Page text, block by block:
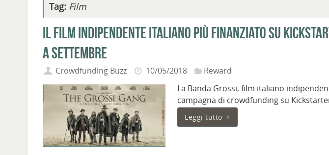
Tag: Film
Il film indipendente italiano più finanziato su
a Settembre
Crowdfunding Buzz 10/05/2018
Reward
La Banda Grossi, film italiano
campagna di crowdfunding su
Leggi tutto